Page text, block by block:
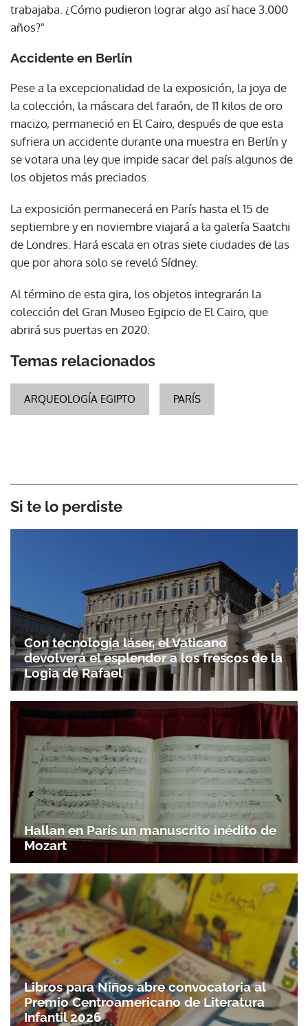
trabajaba. ¿Cómo pudieron lograr algo así hace 3.000
años?"
Accidente en Berlín
Pese a la excepcionalidad de la exposición, la joya de
la colección, la máscara del faraón, de 11 kilos de oro
macizo, permaneció en El Cairo, después de que esta
sufriera un accidente durante una muestra en Berlín y
se votara una ley que impide sacar del país algunos de
los objetos más preciados.
La exposición permanecerá en París hasta el 15 de
septiembre y en noviembre viajará a la galería Saatchi
de Londres. Hará escala en otras siete ciudades de las
que por ahora solo se reveló Sídney.
Al término de esta gira, los objetos integrarán la
colección del Gran Museo Egipcio de El Cairo, que
abrirá sus puertas en 2020.
Temas relacionados
ARQUEOLOGÍA EGIPTO PARÍS
Si te lo perdiste
Con tecnología láser, el Vaticano
devolverá el esplendor a los frescos de la
Logia de Rafael
Hallan en París un manuscrito inédito de
Mozart
Libros para Niños abre convocatoria al
Premio Centroamericano de Literatura
Infantil 2026